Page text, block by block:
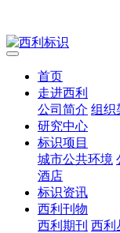
首页
走进西利
公司简介 组织
研究中心
标识项目
城市公共环境
酒店
标识资讯
西利刊物
西利期刊 西利